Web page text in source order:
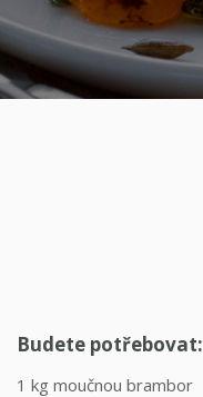
Budete potřebovat:
1 kg moučnou brambor